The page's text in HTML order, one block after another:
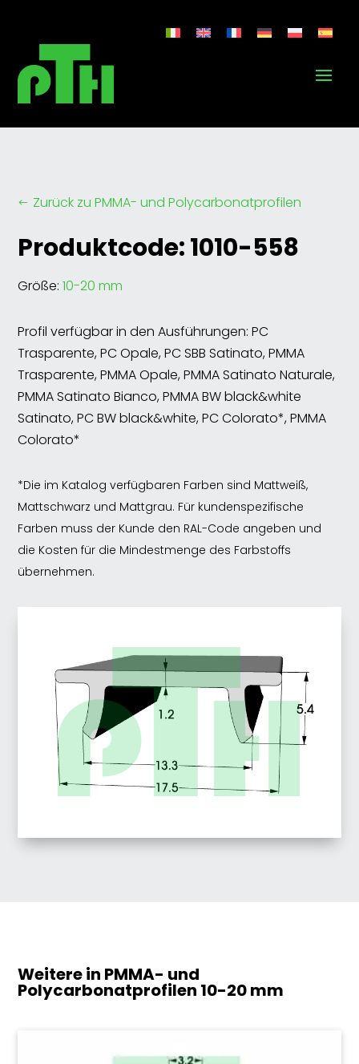
# Zurück zu PMMA- und Polycarbonatprofilen
Produktcode: 1010-558
Größe:10-20 mm
Profil verfügbar in den Ausführungen: PC
Trasparente, PC Opale, PC SBB Satinato, PMMA
Trasparente, PMMA Opale, PMMA Satinato Naturale,
PMMA Satinato Bianco, PMMA BW black&white
Satinato, PC BW black&white, PC Colorato*, PMMA
Colorato*
*Die im Katalog verfügbaren Farben sind Mattweiß,
Mattschwarz und Mattgrau. Für kundenspezifische
Farben muss der Kunde den RAL-Code angeben und
die Kosten für die Mindestmenge des Farbstoffs
übernehmen.
Weitere in PMMA- und
Polycarbonatprofilen 10-20 mm